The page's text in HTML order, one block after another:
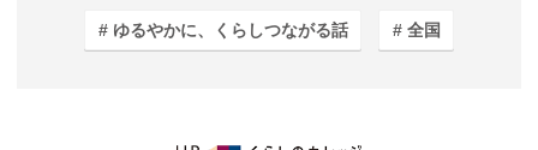
ゆるやかに、くらしつながる話 全国